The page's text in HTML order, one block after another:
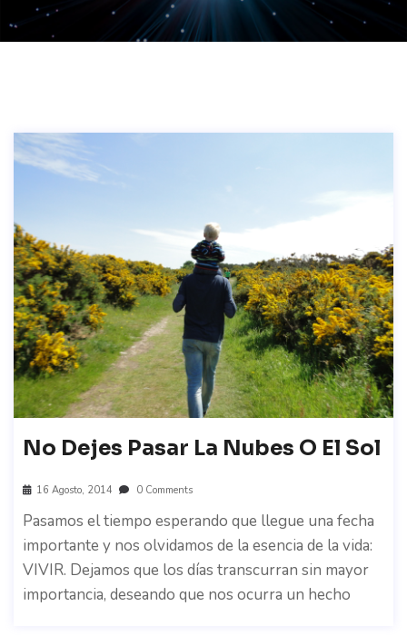
No Dejes Pasar La Nubes O El Sol
16 Agosto, 2014 0 Comments
Pasamos el tiempo esperando que llegue una fecha
importante y nos olvidamos de la esencia de la vida:
VIVIR. Dejamos que los días transcurran sin mayor
importancia, deseando que nos ocurra un hecho